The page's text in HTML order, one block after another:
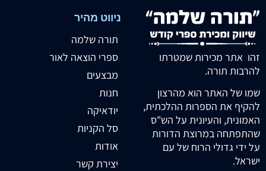
זהו אתר מכירות שמטרתו
להרבות תורה.
שמו של האתר הוא מהרצון
להקיף את הספרות ההלכתית,
האמונית, והעיונית על הש"ס
שהתפתחה במרוצת הדורות
על ידי גדולי הרוח של עם
ישראל.
ניווט מהיר
תורה שלמה
ספרי הוצאה לאור
מבצעים
חנות
יודאיקה
סל הקניות
אודות
יצירת קשר